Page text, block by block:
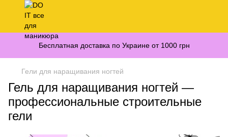
Бесплатная доставка по Украине от 1000 грн
Гели для наращивания ногтей
Гель для наращивания ногтей —
профессиональные строительные
гели